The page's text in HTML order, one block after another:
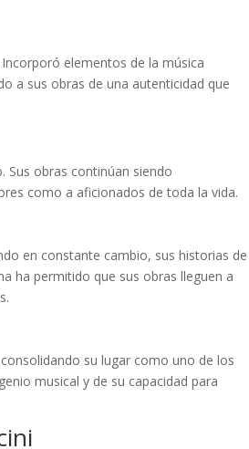
elementos de la música
a sus obras de una autenticidad que
Sus obras continúan siendo
como a aficionados de toda la vida.
en constante cambio, sus historias de
ha permitido que sus obras lleguen a
su lugar como uno de los
musical y de su capacidad para